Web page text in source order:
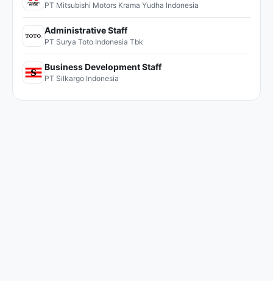
PT Mitsubishi Motors Krama Yudha Indonesia
Administrative Staff
PT Surya Toto Indonesia Tbk
Business Development Staff
PT Silkargo Indonesia